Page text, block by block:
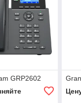
GRP2602